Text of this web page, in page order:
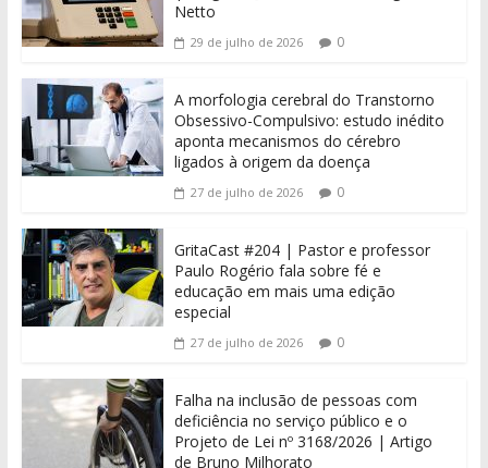
Netto
29 de julho de 2026 0
A morfologia cerebral do Transtorno
Obsessivo-Compulsivo: estudo inédito
aponta mecanismos do cérebro
ligados à origem da doença
27 de julho de 2026 0
GritaCast #204 | Pastor e professor
Paulo Rogério fala sobre fé e
educação em mais uma edição
especial
27 de julho de 2026 0
Falha na inclusão de pessoas com
deficiência no serviço público e o
Projeto de Lei nº 3168/2026 | Artigo
de Bruno Milhorato